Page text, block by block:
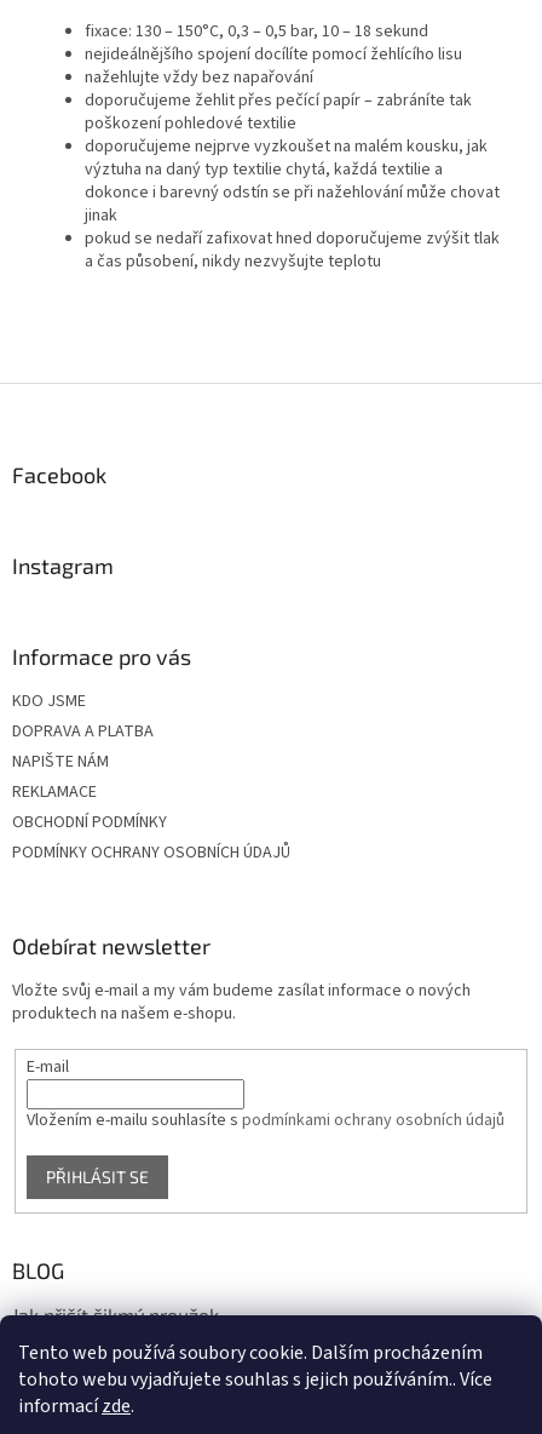
Tento web používá soubory cookie. Dalším procházením
tohoto webu vyjadřujete souhlas s jejich používáním.. Více
informacízde.
fixace: 130 – 150°C, 0,3 – 0,5 bar, 10 – 18 sekund
nejideálnějšího spojení docílíte pomocí žehlícího lisu
nažehlujte vždy bez napařování
doporučujeme žehlit přes pečící papír – zabráníte tak
poškození pohledové textilie
doporučujeme nejprve vyzkoušet na malém kousku, jak
výztuha na daný typ textilie chytá, každá textilie a
dokonce i barevný odstín se při nažehlování může chovat
jinak
pokud se nedaří zafixovat hned doporučujeme zvýšit tlak
a čas působení, nikdy nezvyšujte teplotu
Facebook
Instagram
Informace pro vás
KDO JSME
DOPRAVA A PLATBA
NAPIŠTE NÁM
REKLAMACE
OBCHODNÍ PODMÍNKY
PODMÍNKY OCHRANY OSOBNÍCH ÚDAJŮ
Odebírat newsletter
Vložte svůj e-mail a my vám budeme zasílat informace o nových
produktech na našem e-shopu.
E-mail
Vložením e-mailu souhlasíte s podmínkami ochrany osobních údajů
PŘIHLÁSIT SE
BLOG
Jak přišít šikmý proužek
17.10.2020